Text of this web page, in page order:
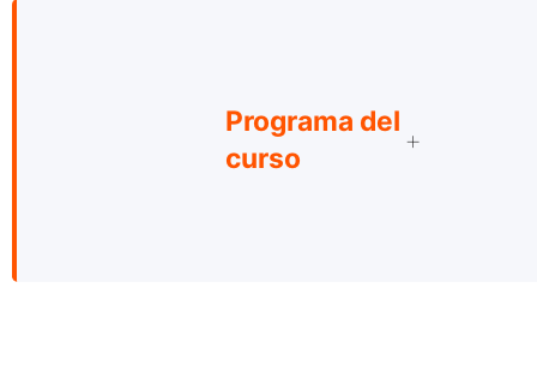
Programa del
curso